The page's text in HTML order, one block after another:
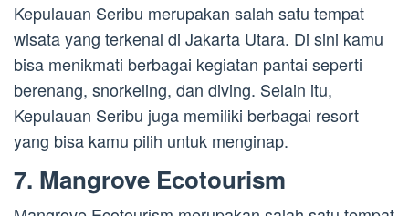
Kepulauan Seribu merupakan salah satu tempat
wisata yang terkenal di Jakarta Utara. Di sini kamu
bisa menikmati berbagai kegiatan pantai seperti
berenang, snorkeling, dan diving. Selain itu,
Kepulauan Seribu juga memiliki berbagai resort
yang bisa kamu pilih untuk menginap.
7. Mangrove Ecotourism